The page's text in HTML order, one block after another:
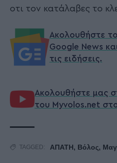
οτι τον κατάλαβες το
Ακολουθήστε
Google News
τις ειδήσεις.
Ακολουθήστε μας
του Myvolos.net
TAGGED: ΑΠΑΤΗ, Βόλος,